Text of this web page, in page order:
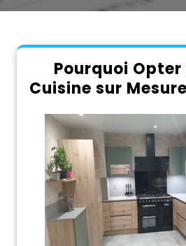
Pourquoi
Cuisine sur